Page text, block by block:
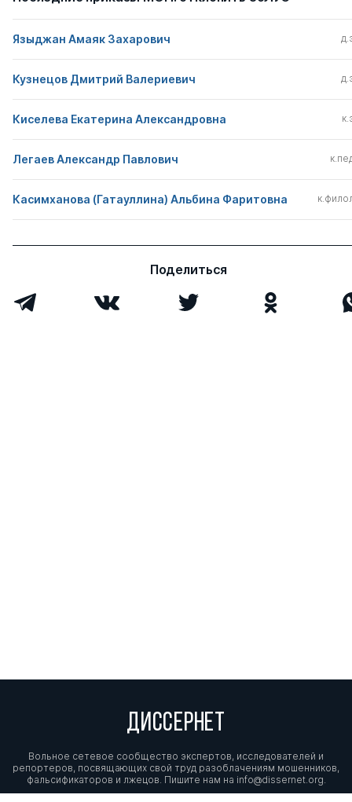
Языджан Амаяк Захарович
Кузнецов Дмитрий Валериевич
Киселева Екатерина Александровна
Легаев Александр Павлович
Касимханова (Гатауллина) Альбина Фаритовна
Поделиться
ДИССЕРНЕТ
Вольное сетевое сообщество экспертов, исследователей и
репортеров, посвящающих свой труд разоблачениям мошенников,
фальсификаторов и лжецов. Пишите нам на info@dissernet.org.